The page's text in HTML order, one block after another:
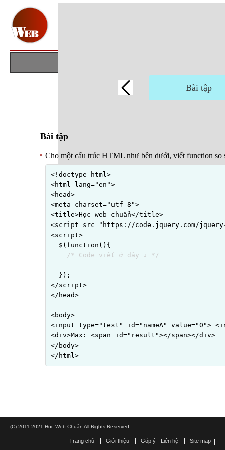
Bài tập
Bài tập
Cho một cấu trúc HTML như bên dưới, viết function so
<!doctype html>
<html lang="en">
<head>
<meta charset="utf-8">
<title>Học web chuẩn</title>
<script src="https://code.jquery.com/
<script>
  $(function(){
/* Code viết ở đây ↓ */
  });
</script>
</head>
<body>
<input type="text" id="nameA" value="0">
<div>Max: <span id="result"></span></div>
</body>
</html>
(C) 2011-2021 Học Web Chuẩn All Rights Reserved.
Trang chủ Giới thiệu Góp ý - Liên hệ Site map